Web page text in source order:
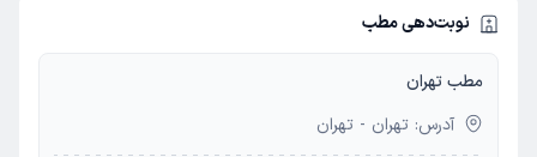
نوبت‌دهی مطب
مطب تهران
آدرس: تهران - تهران